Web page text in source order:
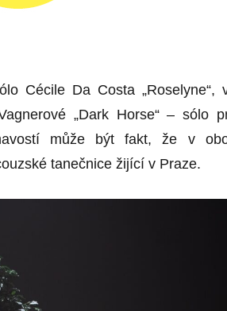
Cécile Da Costa „Roselyne“,
„Dark Horse“ – sólo
může být fakt, že v
tanečnice žijící v Praze.